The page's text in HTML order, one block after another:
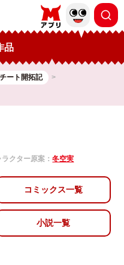
品
ート開拓記
ラクター原案：冬空実
コミックス一覧
小説一覧